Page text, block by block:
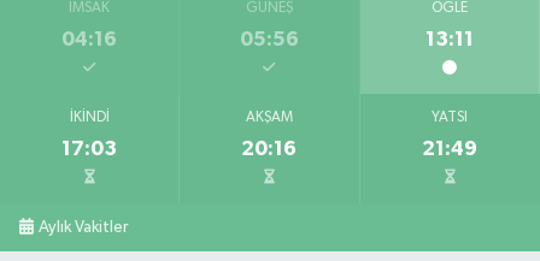
İMSAK
04:16
GÜNEŞ
05:56
ÖĞLE
13:11
İKINDI
17:03
AKŞAM
20:16
YATSI
21:49
Aylık Vakitler